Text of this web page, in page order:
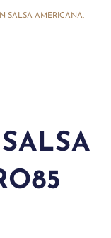
SALSA AMERICANA,